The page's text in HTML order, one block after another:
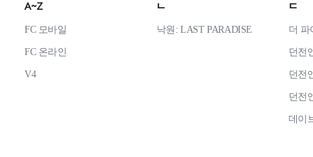
A~Z
FC 모바일
FC 온라인
V4
ㄴ
낙원: LAST PARADISE
ㄷ
더 파
던전
던전
던전
데이